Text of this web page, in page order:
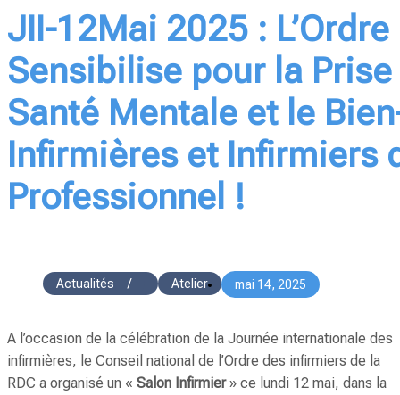
JII-12Mai 2025 :
Sensibilise pour la
Santé Mentale et le
Infirmières et Infirmiers
Professionnel !
Actualités / Atelier mai 14, 2025
A l’occasion de la célébration de la Journée internationale des
infirmières, le Conseil national de l’Ordre des infirmiers de la
RDC a organisé un « Salon Infirmier» ce lundi 12 mai, dans la